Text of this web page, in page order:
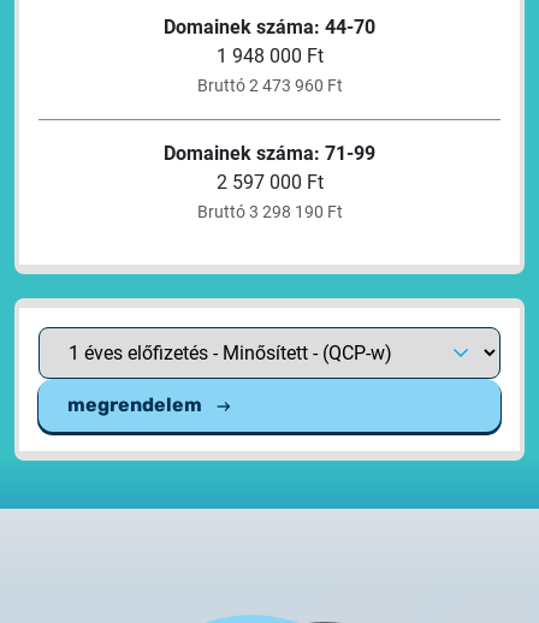
Domainek száma: 44-70
1 948 000 Ft
Bruttó 2 473 960 Ft
Domainek száma: 71-99
2 597 000 Ft
Bruttó 3 298 190 Ft
megrendelem